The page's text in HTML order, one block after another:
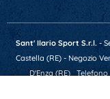
Sant' Ilario Sport S.r.l. -
Castella (RE) - Negozio
D'Enza (RE) Telefono